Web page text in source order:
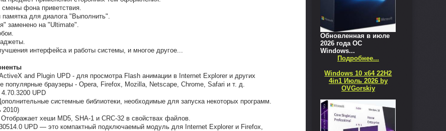
фона приветствия.
для диалога "Выполнить".
заменено на "Ultimate".
интерфейса и работы системы, и многое другое...
and Plugin UPD - для просмотра Flash анимации в Internet Explorer и других
популярные браузеры - Opera, Firefox, Mozilla, Netscape, Chrome, Safari и т. д.
UPD
системные библиотеки, необходимые для запуска некоторых программ.
2010)
хеши MD5, SHA-1 и CRC-32 в свойствах файлов.
UPD — это компактный подключаемый модуль для Internet Explorer и Firefox,
Обновленная в июле
2026 года ОС
Windows...
Подробнее...
Windows 10 x64 22H2
4in1 Июль 2026 by
OVGorskiy